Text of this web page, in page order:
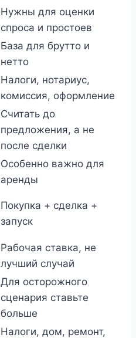
Нужны для оценки
спроса и простоев
База для брутто и
нетто
Налоги, нотариус,
комиссия, оформление
Считать до
предложения, а не
после сделки
Особенно важно для
аренды
Покупка + сделка +
запуск
Рабочая ставка, не
лучший случай
Для осторожного
сценария ставьте
больше
Налоги, дом, ремонт,